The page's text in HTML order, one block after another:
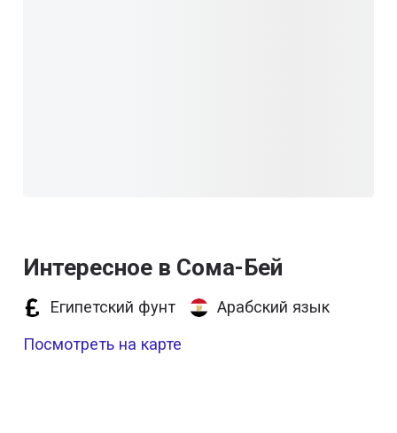
Интересное в Сома-Бей
Египетский фунт
Арабский язык
Посмотреть на карте